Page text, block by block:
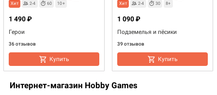
Хит 2-4 60 10+
Герои
36 отзывов
1 490 ₽
Купить
Хит 2-4 30 8+
Подземелья и пёсики
39 отзывов
1 090 ₽
Купить
Интернет-магазин Hobby Games